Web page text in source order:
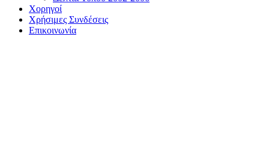
Χορηγοί
Χρήσιμες Συνδέσεις
Επικοινωνία